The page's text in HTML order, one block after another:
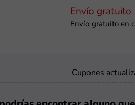
Envío gratuito
Envío gratuito en
Cupones